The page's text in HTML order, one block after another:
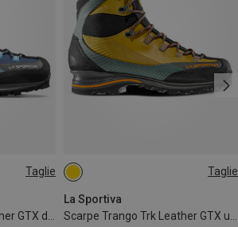
Taglie Taglie
La Sportiva
42